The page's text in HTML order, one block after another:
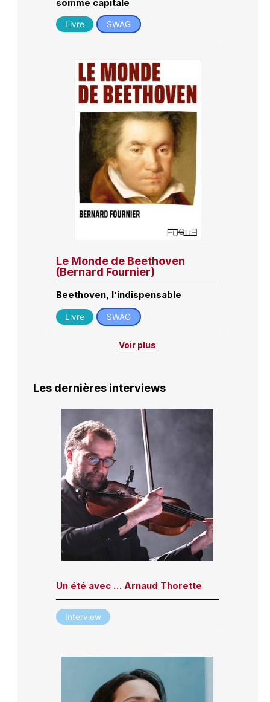
somme capitale
Livre SWAG
Le Monde de Beethoven
(Bernard Fournier)
Beethoven, l’indispensable
Livre SWAG
Voir plus
Les dernières interviews
Un été avec … Arnaud Thorette
Interview